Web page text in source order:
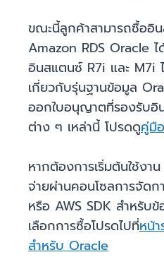
ขณะนี้ลูกค้าสามารถซื้ออิ
Amazon RDS Oracle
อินสแตนซ์ R7i และ M7i
เกี่ยวกับรุ่นฐานข้อมูล
ออกใบอนุญาตที่รองรับอิ
ต่าง ๆ เหล่านี้ โปรดดูคู่มื
หากต้องการเริ่มต้นใช้งา
จ่ายผ่านคอนโซลการจัดก
หรือ AWS SDK สำหรับข้
เลือกการซื้อโปรดไปที่หน้
สำหรับ Oracle